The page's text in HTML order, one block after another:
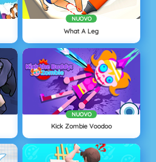
NUOVO
What A Leg
NUOVO
Kick Zombie Voodoo